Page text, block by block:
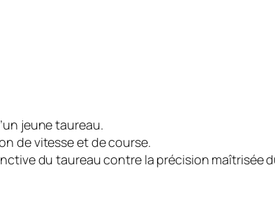
jeune taureau.
de vitesse et de course.
du taureau contre la précision maîtrisée